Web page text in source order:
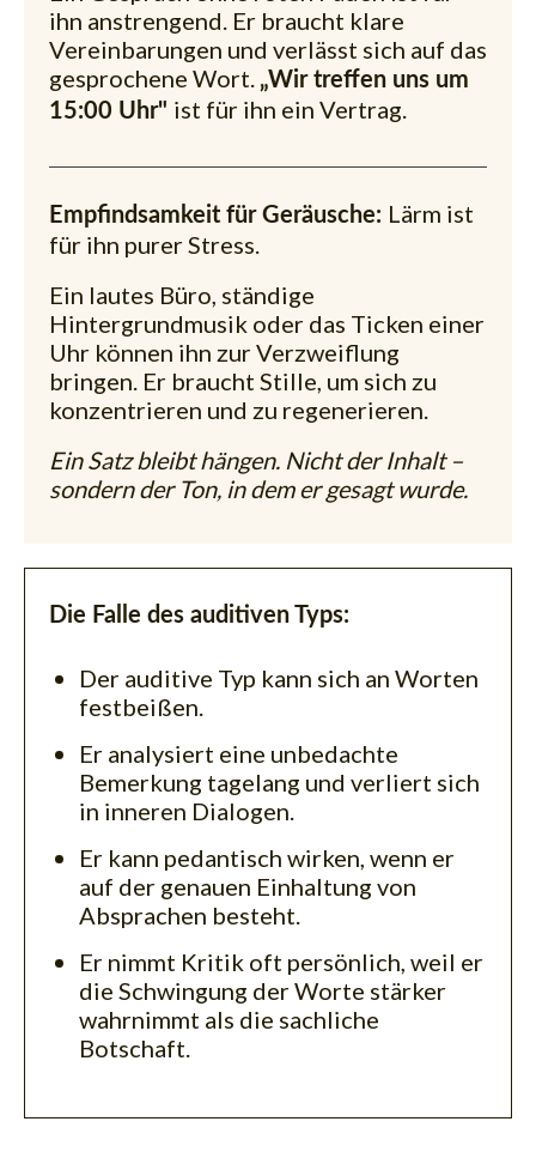
ihn anstrengend. Er braucht klare
Vereinbarungen und verlässt sich auf das
gesprochene Wort. „Wir treffen uns um
15:00 Uhr" ist für ihn ein Vertrag.
Empfindsamkeit für Geräusche: Lärm ist
für ihn purer Stress.
Ein lautes Büro, ständige
Hintergrundmusik oder das Ticken einer
Uhr können ihn zur Verzweiflung
bringen. Er braucht Stille, um sich zu
konzentrieren und zu regenerieren.
Ein Satz bleibt hängen. Nicht der Inhalt –
sondern der Ton, in dem er gesagt wurde.
Die Falle des auditiven Typs:
Der auditive Typ kann sich an Worten
festbeißen.
Er analysiert eine unbedachte
Bemerkung tagelang und verliert sich
in inneren Dialogen.
Er kann pedantisch wirken, wenn er
auf der genauen Einhaltung von
Absprachen besteht.
Er nimmt Kritik oft persönlich, weil er
die Schwingung der Worte stärker
wahrnimmt als die sachliche
Botschaft.